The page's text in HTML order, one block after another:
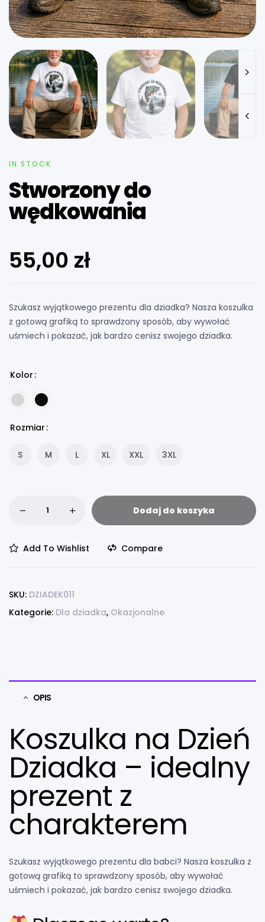
IN STOCK
Stworzony do
wędkowania
55,00 zł
Szukasz wyjątkowego prezentu dla dziadka? Nasza koszulka
z gotową grafiką to sprawdzony sposób, aby wywołać
uśmiech i pokazać, jak bardzo cenisz swojego dziadka.
Kolor
Rozmiar
S M L XL XXL 3XL
Dodaj do koszyka
Add To Wishlist Compare
SKU: DZIADEK011
Kategorie: Dla dziadka, Okazjonalne
OPIS
Koszulka na Dzień
Dziadka – idealny
prezent z
charakterem
Szukasz wyjątkowego prezentu dla babci? Nasza koszulka z
gotową grafiką to sprawdzony sposób, aby wywołać
uśmiech i pokazać, jak bardzo cenisz swojego dziadka.